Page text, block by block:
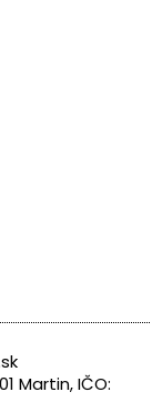
Martin, IČO: